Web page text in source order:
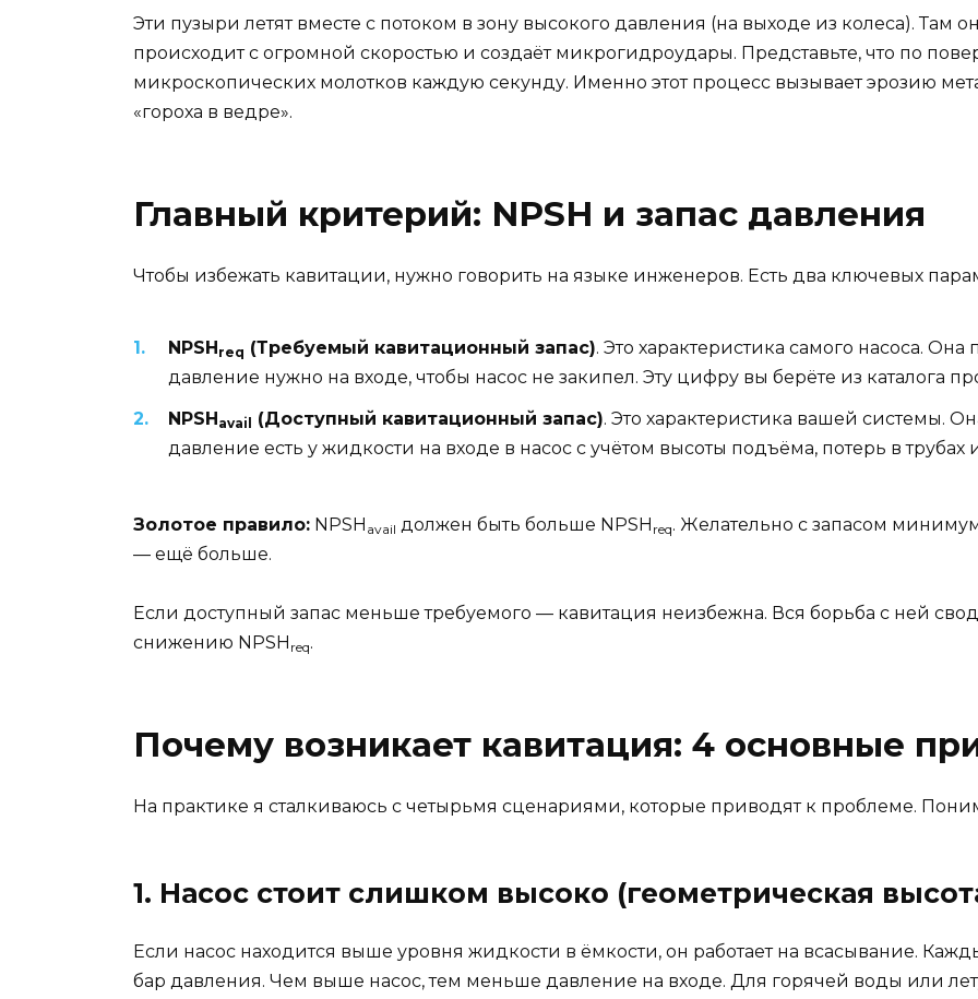
Эти пузыри летят вместе с потоком в зону высокого давления (на выходе из колеса). Там
происходит с огромной скоростью и создаёт микрогидроудары. Представьте, что по
микроскопических молотков каждую секунду. Именно этот процесс вызывает эрозию
«гороха в ведре».
Главный критерий: NPSH и запас давления
Чтобы избежать кавитации, нужно говорить на языке инженеров. Есть два ключевых
NPSHreq (Требуемый кавитационный запас). Это характеристика самого насоса.
давление нужно на входе, чтобы насос не закипел. Эту цифру вы берёте из каталога
NPSHavail (Доступный кавитационный запас). Это характеристика вашей системы.
давление есть у жидкости на входе в насос с учётом высоты подъёма, потерь в
Золотое правило: NPSH avail должен быть больше NPSH req. Желательно с запасом
— ещё больше.
Если доступный запас меньше требуемого — кавитация неизбежна. Вся борьба с ней
снижению NPSH req.
Почему возникает кавитация: 4 основные
На практике я сталкиваюсь с четырьмя сценариями, которые приводят к проблеме.
1. Насос стоит слишком высоко (геометрическая
Если насос находится выше уровня жидкости в ёмкости, он работает на всасывание.
бар давления. Чем выше насос, тем меньше давление на входе. Для горячей воды или